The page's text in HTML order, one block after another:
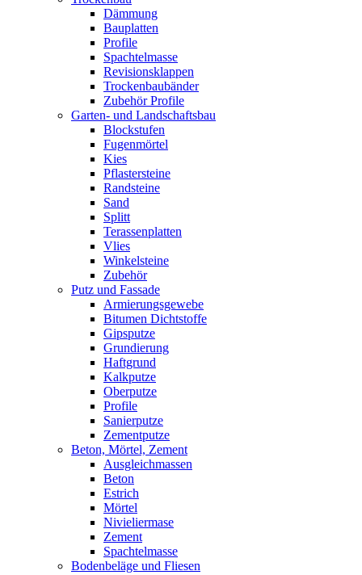
Dämmung
Bauplatten
Profile
Spachtelmasse
Revisionsklappen
Trockenbaubänder
Zubehör Profile
Garten- und Landschaftsbau
Blockstufen
Fugenmörtel
Kies
Pflastersteine
Randsteine
Sand
Splitt
Terassenplatten
Vlies
Winkelsteine
Zubehör
Putz und Fassade
Armierungsgewebe
Bitumen Dichtstoffe
Gipsputze
Grundierung
Haftgrund
Kalkputze
Oberputze
Profile
Sanierputze
Zementputze
Beton, Mörtel, Zement
Ausgleichmassen
Beton
Estrich
Mörtel
Nivieliermase
Zement
Spachtelmasse
Bodenbeläge und Fliesen